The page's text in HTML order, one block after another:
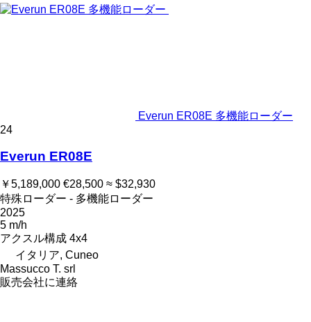
Everun ER08E 多機能ローダー
24
Everun ER08E
￥5,189,000 €28,500 ≈ $32,930
特殊ローダー - 多機能ローダー
2025
5 m/h
アクスル構成 4x4
イタリア, Cuneo
Massucco T. srl
販売会社に連絡